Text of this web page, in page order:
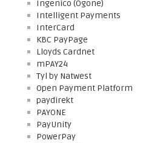
Ingenico (Ogone)
Intelligent Payments
InterCard
KBC PayPage
Lloyds Cardnet
mPAY24
Tyl by Natwest
Open Payment Platform
paydirekt
PAYONE
PayUnity
PowerPay